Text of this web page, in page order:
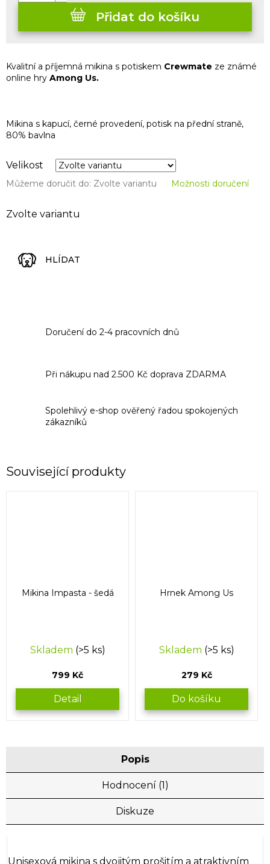
Zvolte variantu
Velikost
Můžeme doručit do: Zvolte variantu Možnosti doručení
Přidat do košíku
Kvalitní a příjemná mikina s potiskem Crewmate ze známé
online hry Among Us.
Mikina s kapucí, černé provedení, potisk na přední straně,
80% bavlna
HLÍDAT
Doručení do 2-4 pracovních dnů
Při nákupu nad 2.500 Kč doprava ZDARMA
Spolehlivý e-shop ověřený řadou spokojených
zákazníků
Související produkty
Mikina Impasta - šedá
Skladem (>5 ks)
799 Kč
Detail
Hrnek Among Us
Skladem (>5 ks)
279 Kč
Do košíku
Popis
Hodnocení (1)
Diskuze
Unisexová mikina s dvojitým prošitím a atraktivním